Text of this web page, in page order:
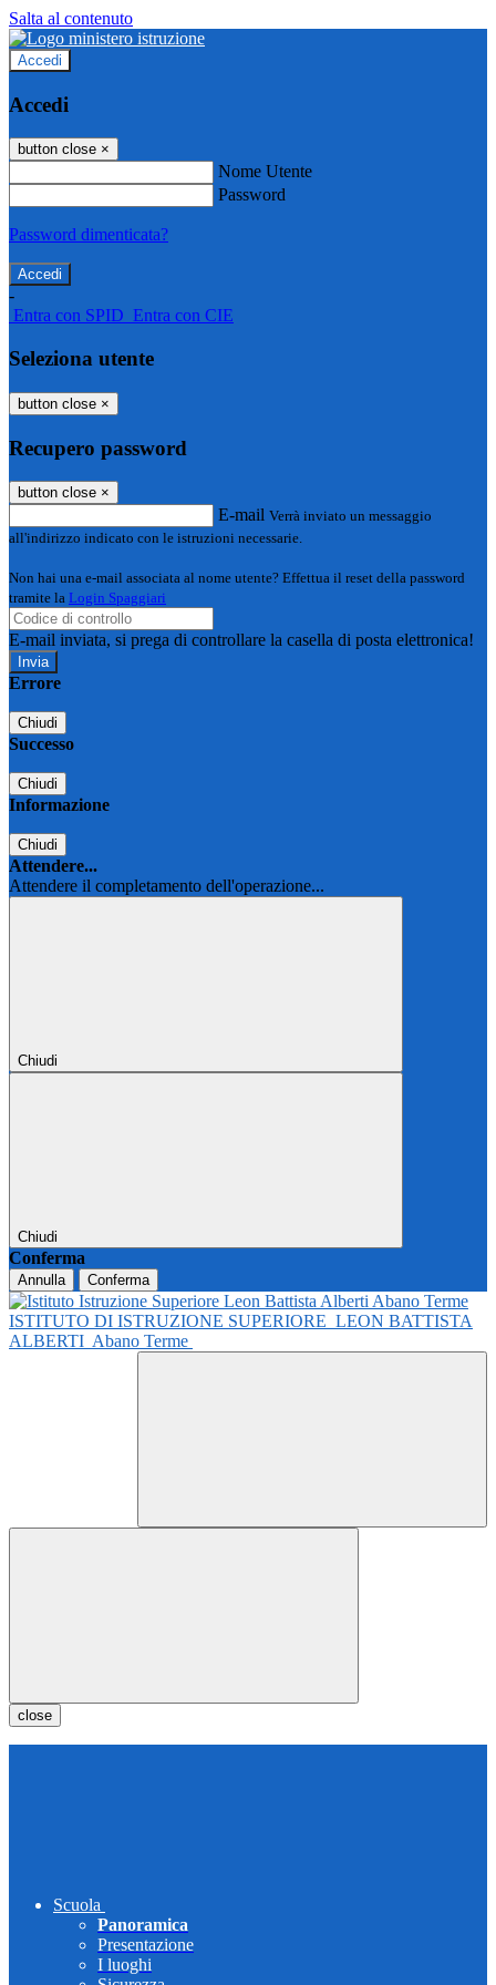
Salta al contenuto
Accedi
Accedi
button close ×
Nome Utente
Password
Password dimenticata?
-
Entra con SPID Entra con CIE
Seleziona utente
button close ×
Recupero password
button close ×
E-mail Verrà inviato un messaggio
all'indirizzo indicato con le istruzioni necessarie.
Non hai una e-mail associata al nome utente? Effettua il reset della password
tramite la Login Spaggiari
E-mail inviata, si prega di controllare la casella di posta elettronica!
Errore
Chiudi
Successo
Chiudi
Informazione
Chiudi
Attendere...
Attendere il completamento dell'operazione...
Chiudi
Chiudi
Conferma
Annulla Conferma
ISTITUTO DI ISTRUZIONE SUPERIORE LEON BATTISTA
ALBERTI Abano Terme
close
Scuola
Panoramica
Presentazione
I luoghi